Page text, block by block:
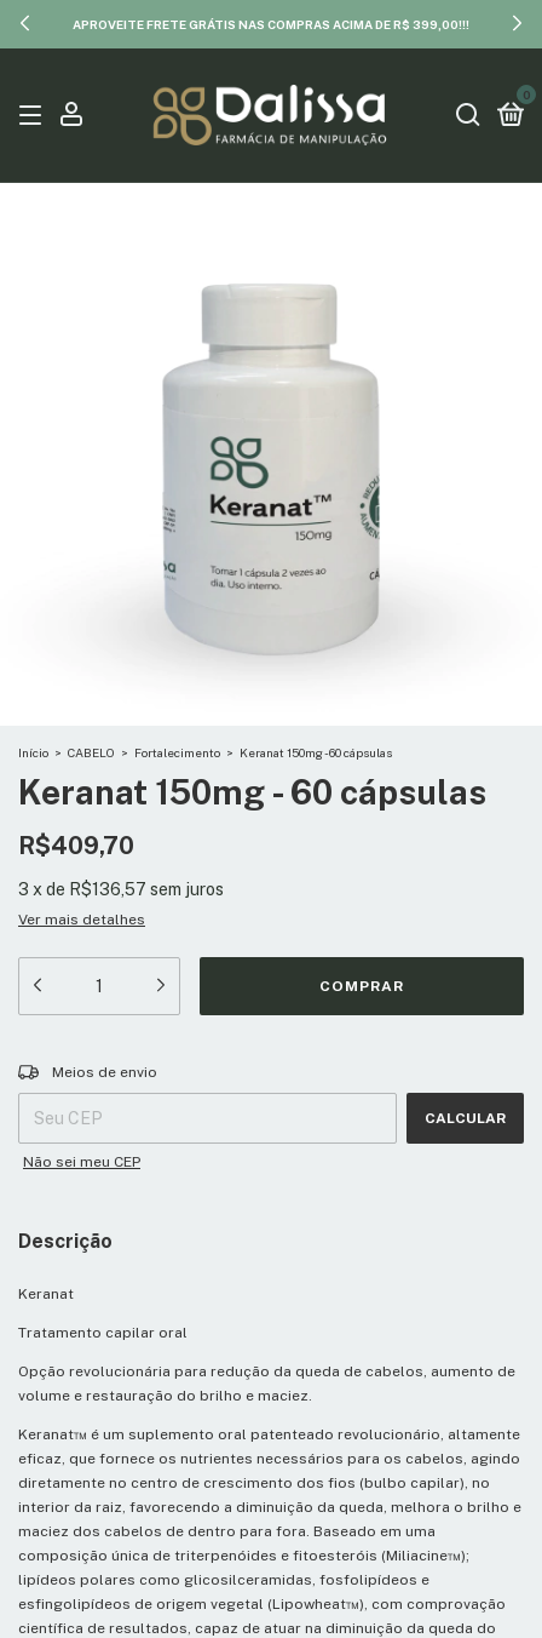
APROVEITE FRETE GRÁTIS NAS COMPRAS ACIMA DE R$ 399,00!!!
0
Início > CABELO > Fortalecimento > Keranat 150mg - 60 cápsulas
Keranat 150mg - 60 cápsulas
R$409,70
3 x de R$136,57 sem juros
Ver mais detalhes
Entregas para o CEP:
Meios de envio
CALCULAR
Não sei meu CEP
Descrição
Keranat
Tratamento capilar oral
Opção revolucionária para redução da queda de cabelos, aumento de
volume e restauração do brilho e maciez.
Keranat™ é um suplemento oral patenteado revolucionário, altamente
eficaz, que fornece os nutrientes necessários para os cabelos, agindo
diretamente no centro de crescimento dos fios (bulbo capilar), no
interior da raiz, favorecendo a diminuição da queda, melhora o brilho e
maciez dos cabelos de dentro para fora. Baseado em uma
composição única de triterpenóides e fitoesteróis (Miliacine™);
lipídeos polares como glicosilceramidas, fosfolipídeos e
esfingolipídeos de origem vegetal (Lipowheat™), com comprovação
científica de resultados, capaz de atuar na diminuição da queda do